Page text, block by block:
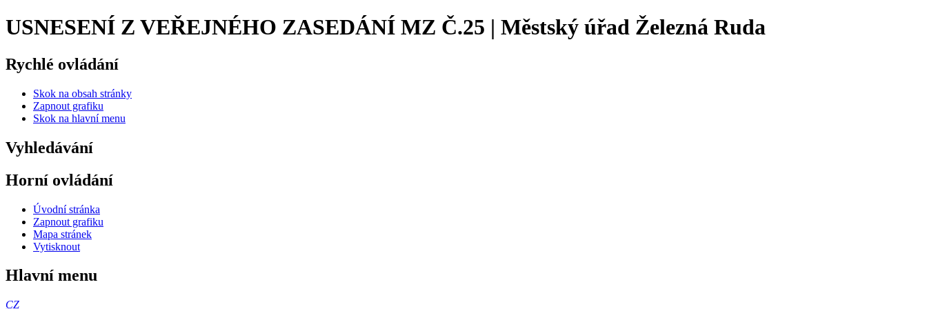
USNESENÍ Z VEŘEJNÉHO ZASEDÁNÍ MZ Č.25 | Městský úřad Železná Ruda
Rychlé ovládání
Skok na obsah stránky
Zapnout grafiku
Skok na hlavní menu
Vyhledávání
Horní ovládání
Úvodní stránka
Zapnout grafiku
Mapa stránek
Vytisknout
Hlavní menu
CZ